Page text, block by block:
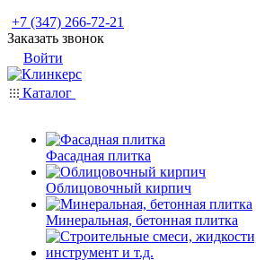
+7 (347) 266-72-21
Заказать звонок
Войти
Каталог
Фасадная плитка
Облицовочный кирпич
Минеральная, бетонная плитка